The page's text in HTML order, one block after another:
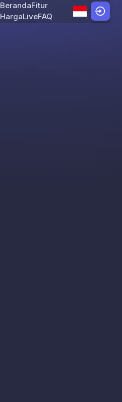
Skip to content
BerandaFitur
HargaLiveFAQ